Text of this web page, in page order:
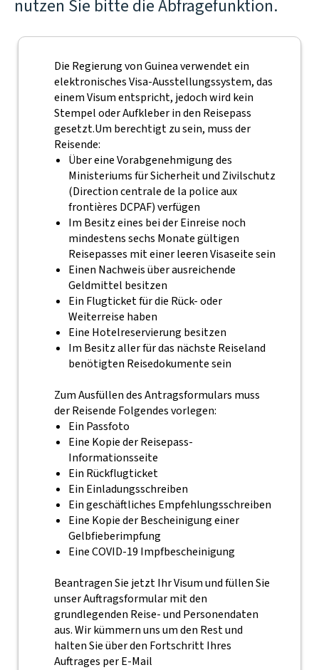
nutzen Sie bitte die Abfragefunktion.
Die Regierung von Guinea verwendet ein
elektronisches Visa-Ausstellungssystem, das
einem Visum entspricht, jedoch wird kein
Stempel oder Aufkleber in den Reisepass
gesetzt.Um berechtigt zu sein, muss der
Reisende:
Über eine Vorabgenehmigung des
Ministeriums für Sicherheit und Zivilschutz
(Direction centrale de la police aux
frontières DCPAF) verfügen
Im Besitz eines bei der Einreise noch
mindestens sechs Monate gültigen
Reisepasses mit einer leeren Visaseite sein
Einen Nachweis über ausreichende
Geldmittel besitzen
Ein Flugticket für die Rück- oder
Weiterreise haben
Eine Hotelreservierung besitzen
Im Besitz aller für das nächste Reiseland
benötigten Reisedokumente sein
Zum Ausfüllen des Antragsformulars muss
der Reisende Folgendes vorlegen:
Ein Passfoto
Eine Kopie der Reisepass-
Informationsseite
Ein Rückflugticket
Ein Einladungsschreiben
Ein geschäftliches Empfehlungsschreiben
Eine Kopie der Bescheinigung einer
Gelbfieberimpfung
Eine COVID-19 Impfbescheinigung
Beantragen Sie jetzt Ihr Visum und füllen Sie
unser Auftragsformular mit den
grundlegenden Reise- und Personendaten
aus. Wir kümmern uns um den Rest und
halten Sie über den Fortschritt Ihres
Auftrages per E-Mail